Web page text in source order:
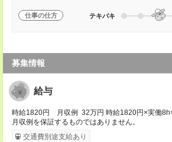
仕事の仕方 テキパキ
募集情報
給与
時給1820円 月収例 32万円 時給1820円×実働
月収例を保証するものではありません。
交通費別途支給あり